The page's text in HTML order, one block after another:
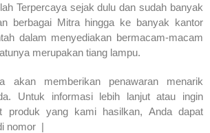
Terpercaya sejak dulu dan sudah banyak
berbagai Mitra hingga ke banyak kantor
dalam menyediakan bermacam-macam
merupakan tiang lampu.
akan memberikan penawaran menarik
Untuk informasi lebih lanjut atau ingin
produk yang kami hasilkan, Anda dapat
nomor |